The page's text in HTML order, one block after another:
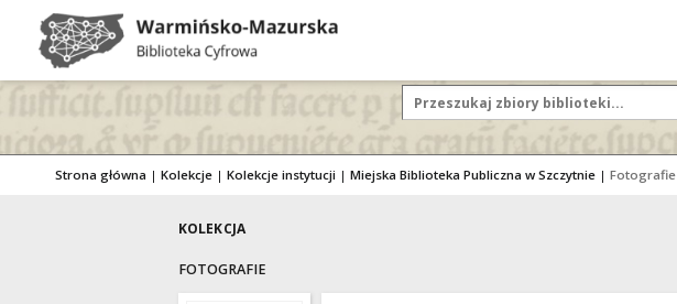
Strona główna | Kolekcje | Kolekcje instytucji | Miejska Biblioteka Publiczna w Szczytnie | Fotografie
KOLEKCJA
FOTOGRAFIE